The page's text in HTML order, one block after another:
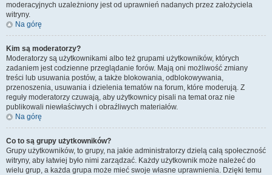
moderacyjnych uzależniony jest od uprawnień nadanych przez założyciela
witryny.
Na górę
Kim są moderatorzy?
Moderatorzy są użytkownikami albo też grupami użytkowników, których
zadaniem jest codzienne przeglądanie forów. Mają oni możliwość zmiany
treści lub usuwania postów, a także blokowania, odblokowywania,
przenoszenia, usuwania i dzielenia tematów na forum, które moderują. Z
reguły moderatorzy czuwają, aby użytkownicy pisali na temat oraz nie
publikowali niewłaściwych i obraźliwych materiałów.
Na górę
Co to są grupy użytkowników?
Grupy użytkowników, to grupy, na jakie administratorzy dzielą całą społeczność
witryny, aby łatwiej było nimi zarządzać. Każdy użytkownik może należeć do
wielu grup, a każda grupa może mieć swoje własne uprawnienia. Dzięki temu